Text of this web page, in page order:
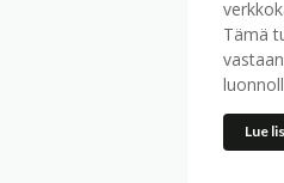
Tämä
Lue